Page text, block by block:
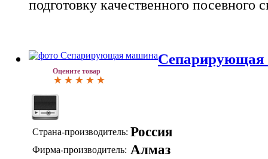
подготовку качественного посевного
Оцените товар
Сепарирующая
Страна-производитель: Россия
Фирма-производитель: Алмаз